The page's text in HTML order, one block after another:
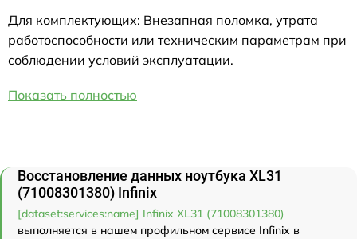
Для комплектующих: Внезапная поломка, утрата
работоспособности или техническим параметрам при
соблюдении условий эксплуатации.
Показать полностью
Восстановление данных ноутбука XL31
(71008301380) Infinix
[dataset:services:name] Infinix XL31 (71008301380)
выполняется в нашем профильном сервисе Infinix в